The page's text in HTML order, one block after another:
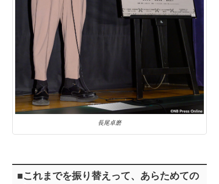
長尾卓磨
■これまでを振り替えって、あらためての